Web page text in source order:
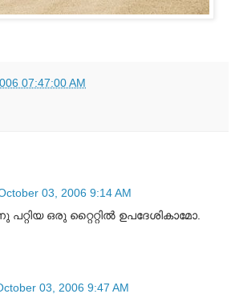
07:47:00 AM
03, 2006 9:14 AM
ഒരു റ്റൈറ്റില്‍ ഉപദേശികാമോ.
03, 2006 9:47 AM